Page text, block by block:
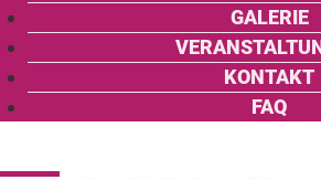
GALERIE
KONTAKT
FAQ